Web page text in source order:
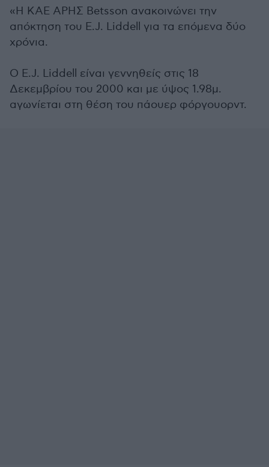
«Η ΚΑΕ ΑΡΗΣ Betsson ανακοινώνει την
απόκτηση του E.J. Liddell για τα επόμενα δύο
χρόνια.
Ο E.J. Liddell είναι γεννηθείς στις 18
Δεκεμβρίου του 2000 και με ύψος 1.98μ.
αγωνίεται στη θέση του πάουερ φόργουορντ.